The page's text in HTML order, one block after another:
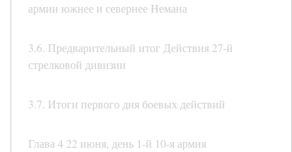
армии южнее и севернее Немана
3.6. Предварительный итог Действия 27-й
стрелковой дивизии
3.7. Итоги первого дня боевых действий
Глава 4 22 июня, день 1-й 10-я армия